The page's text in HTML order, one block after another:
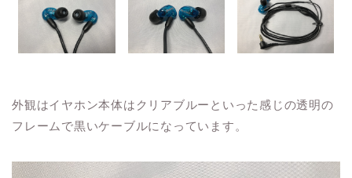
外観はイヤホン本体はクリアブルーといった感じの透明の
フレームで黒いケーブルになっています。